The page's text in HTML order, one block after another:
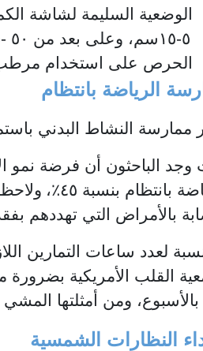
الوضعية السليمة لشاشة
٥-١٥سم، وعلى بعد من ٥٠ -٧٥سم من العين.
الحرص على استخدام مرطب
الرياضة بانتظام
ممارسة النشاط البدني
وجد الباحثون أن فرضة نمو
بانتظام بنسبة ٤٥٪
؜،
بالأمراض التي تهددهم
لعدد ساعات التمارين
بالأسبوع، ومن أمثلتها
النظارات الشمسية